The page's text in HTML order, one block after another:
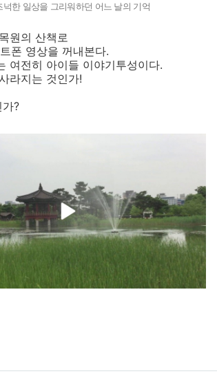
넉한 일상을 그리워하던 어느 날의 기억
원의 산책로
폰 영상을 꺼내본다.
여전히 아이들 이야기투성이다.
라지는 것인가!
?